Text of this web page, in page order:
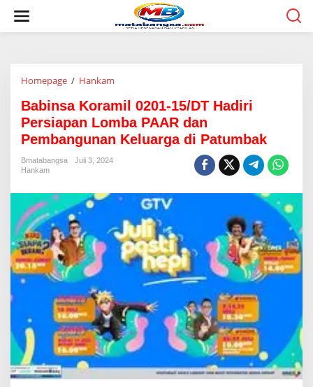
w
Homepage / Hankam
b
i
n
s
r
m
i
l
0
1
-
1
5
/
D
T
H
Babinsa Koramil 0201-15/DT Hadiri
Persiapan Lomba PAAR dan
Pembangunan Keluarga di Patumbak
Bmatabangsa
Juli 3, 2024
Hankam